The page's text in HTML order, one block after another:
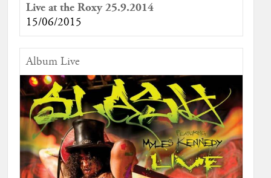
Live at the Roxy 25.9.2014
15/06/2015
Album Live